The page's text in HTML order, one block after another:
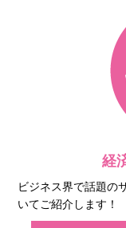
経
ビジネス界で話題の
いてご紹介します！